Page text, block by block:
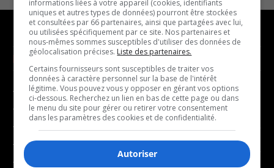
NOUVELLES
- Affaires municipales
- Communauté / Social
- Culture
- Économie
- Éducation
MUSIQUE
- Décompte franco
- Joué récemment
BALADOS
informations liées à votre appareil (cookies, identifiants
uniques et autres types de données) pourront être stockées
et consultées par 66 partenaires, ainsi que partagées avec lui,
ou utilisées spécifiquement par ce site. Nos partenaires et
nous-mêmes sommes susceptibles d'utiliser des données de
géolocalisation précises. Liste des partenaires.
Certains fournisseurs sont susceptibles de traiter vos
données à caractère personnel sur la base de l'intérêt
légitime. Vous pouvez vous y opposer en gérant vos options
ci-dessous. Recherchez un lien en bas de cette page ou dans
le menu du site pour gérer ou retirer votre consentement
dans les paramètres des cookies et de confidentialité.
Autoriser